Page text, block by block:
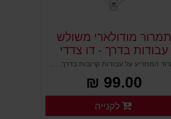
תמרור מודולארי משולש
עבודות בדרך - דו צדדי
תמרור המתריע על עבודות קרובות בדרך. לוח שילוט משולש עשוי פלסטיק למיקום על עמודים גמישים, ניידים קונוסים מחסומים ועוד. מיועד להציג שלט או תמרור ולהורות על הוראת התמרור המוצב. מוצב במקום גבוה וברור, עשוי פלסטיק איכותי ועמיד במיוחד לתנאי חוץ.
99.00 ₪
פרטים נוספים
לקנייה